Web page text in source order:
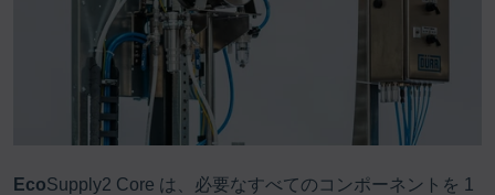
EcoSupply2 Core は、必要なすべてのコンポーネントを 1